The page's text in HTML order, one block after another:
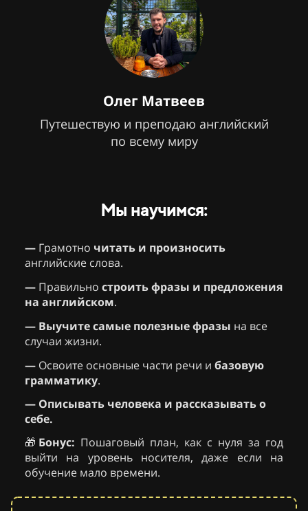
Олег Матвеев
Путешествую и преподаю английский
по всему миру
Мы научимся:
— Грамотно читать и произносить
английские слова.
— Правильно строить фразы и предложения
на английском.
— Выучите самые полезные фразы на все
случаи жизни.
— Освоите основные части речи и базовую
грамматику.
— Описывать человека и рассказывать о
себе.
🎁 Бонус: Пошаговый план, как с нуля за год
выйти на уровень носителя, даже если на
обучение мало времени.